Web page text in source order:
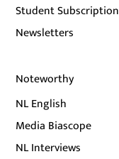
Student Subscription
Newsletters
Noteworthy
NL English
Media Biascope
NL Interviews